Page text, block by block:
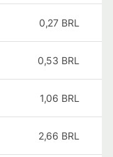
0,27 BRL
0,53 BRL
1,06 BRL
2,66 BRL